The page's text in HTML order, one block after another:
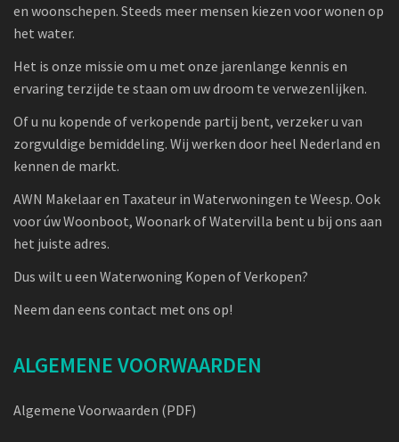
en woonschepen. Steeds meer mensen kiezen voor wonen op
het water.
Het is onze missie om u met onze jarenlange kennis en
ervaring terzijde te staan om uw droom te verwezenlijken.
Of u nu kopende of verkopende partij bent, verzeker u van
zorgvuldige bemiddeling. Wij werken door heel Nederland en
kennen de markt.
AWN Makelaar en Taxateur in Waterwoningen te Weesp. Ook
voor úw Woonboot, Woonark of Watervilla bent u bij ons aan
het juiste adres.
Dus wilt u een Waterwoning Kopen of Verkopen?
Neem dan eens contact met ons op!
ALGEMENE VOORWAARDEN
Algemene Voorwaarden (PDF)